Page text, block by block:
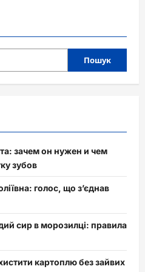
Пошук
зачем он нужен и чем
зубов
голос, що з’єднав
сир в морозилці: правила
картоплю без зайвих